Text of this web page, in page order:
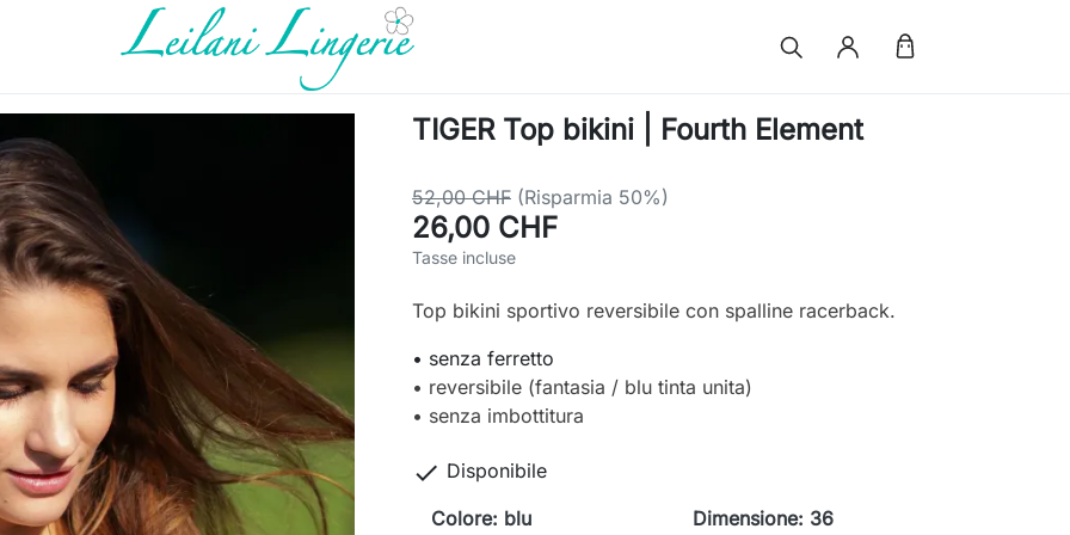
TIGER Top bikini | Fourth Element
52,00 CHF (Risparmia 50%)
26,00 CHF
Tasse incluse
Top bikini sportivo reversibile con spalline racerback.
• senza ferretto
• reversibile (fantasia / blu tinta unita)
• senza imbottitura
 Disponibile
Colore: blu
Dimensione: 36